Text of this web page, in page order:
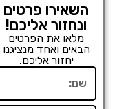
השאירו פרטים
ונחזור אליכם!
מלאו את הפרטים
הבאים ואחד מנציגנו
יחזור אליכם.